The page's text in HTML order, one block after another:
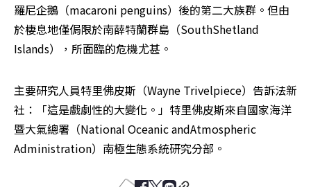
羅尼企鵝（macaroni penguins）後的第二大族群。但由
於棲息地僅侷限於南薛特蘭群島（SouthShetland
Islands），所面臨的危機尤甚。
主要研究人員特里佛皮斯（Wayne Trivelpiece）告訴法新
社：「這是戲劇性的大變化。」特里佛皮斯來自國家海洋
暨大氣總署（National Oceanic andAtmospheric
Administration）南極生態系統研究分部。